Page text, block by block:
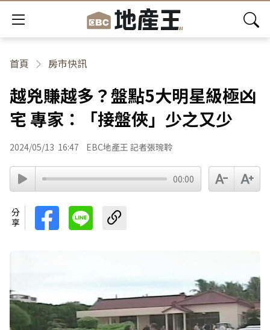
首頁 房市快訊
越兇賺越多？盤點5大明星級極凶
宅 專家：「接盤俠」少之又少
2024/05/13 16:47 EBC地產王 記者張琬聆
00:00
分享